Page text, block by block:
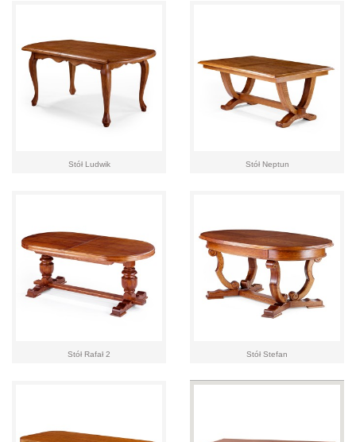
Stół Ludwik Stół Neptun
Stół Rafał 2 Stół Stefan